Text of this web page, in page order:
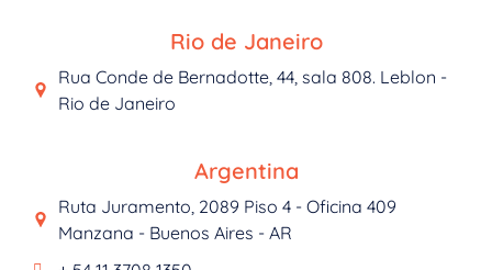
Rio de Janeiro
Rua Conde de Bernadotte, 44, sala 808. Leblon -
Rio de Janeiro
Argentina
Ruta Juramento, 2089 Piso 4 - Oficina 409
Manzana - Buenos Aires - AR